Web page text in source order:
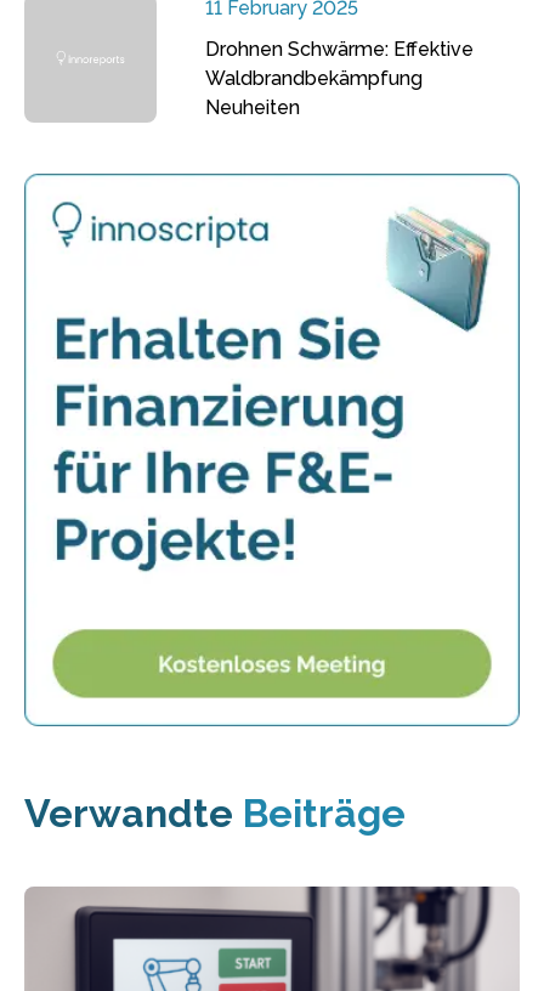
11 February 2025
Drohnen Schwärme: Effektive
Waldbrandbekämpfung
Neuheiten
Verwandte Beiträge